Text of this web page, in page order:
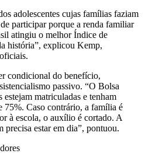
adolescentes cujas famílias faziam
participar porque a renda familiar
atingiu o melhor Índice de
história”, explicou Kemp,
condicional do benefício,
passivo. “O Bolsa
matriculadas e tenham
75%. Caso contrário, a família é
à escola, o auxílio é cortado. A
precisa estar em dia”, pontuou.